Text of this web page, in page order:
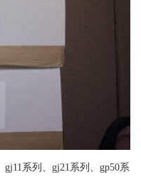
系列、gj21系列、gp50系